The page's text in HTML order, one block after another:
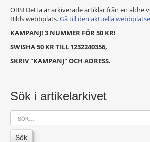
OBS! Detta är arkiverade artiklar från en äldre
Bilds webbplats.Gå till den aktuella
KAMPANJ! 3 NUMMER FÖR 50 KR!
SWISHA 50 KR TILL 1232240356,
SKRIV "KAMPANJ" OCH ADRESS.
Sök i artikelarkivet
sök...
Sök